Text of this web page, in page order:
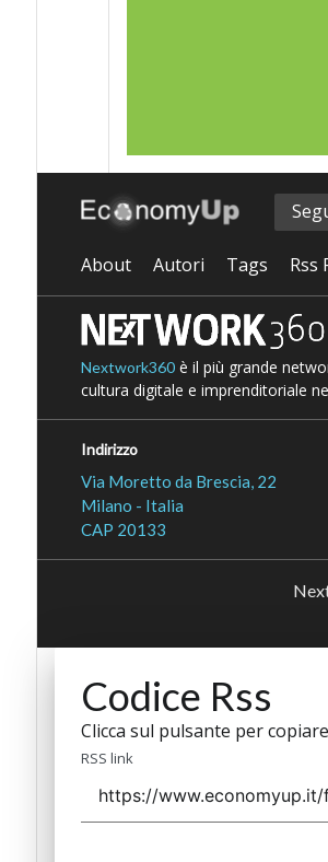
About Autori Tags Rss
Nextwork360è il più grande
cultura digitale e imprenditoriale
Indirizzo
Via Moretto da Brescia, 22
Milano - Italia
CAP 20133
Codice Rss
Clicca sul pulsante per
RSS link